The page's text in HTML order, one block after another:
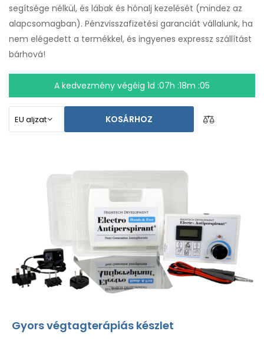
segítsége nélkül, és lábak és hónalj kezelését (mindez az
alapcsomagban). Pénzvisszafizetési garanciát vállalunk, ha
nem elégedett a termékkel, és ingyenes expressz szállítást
bárhová!
A kedvezmény végéig 1d :07h :18m :04
KOSÁRHOZ
Gyors végtagterápiás készlet